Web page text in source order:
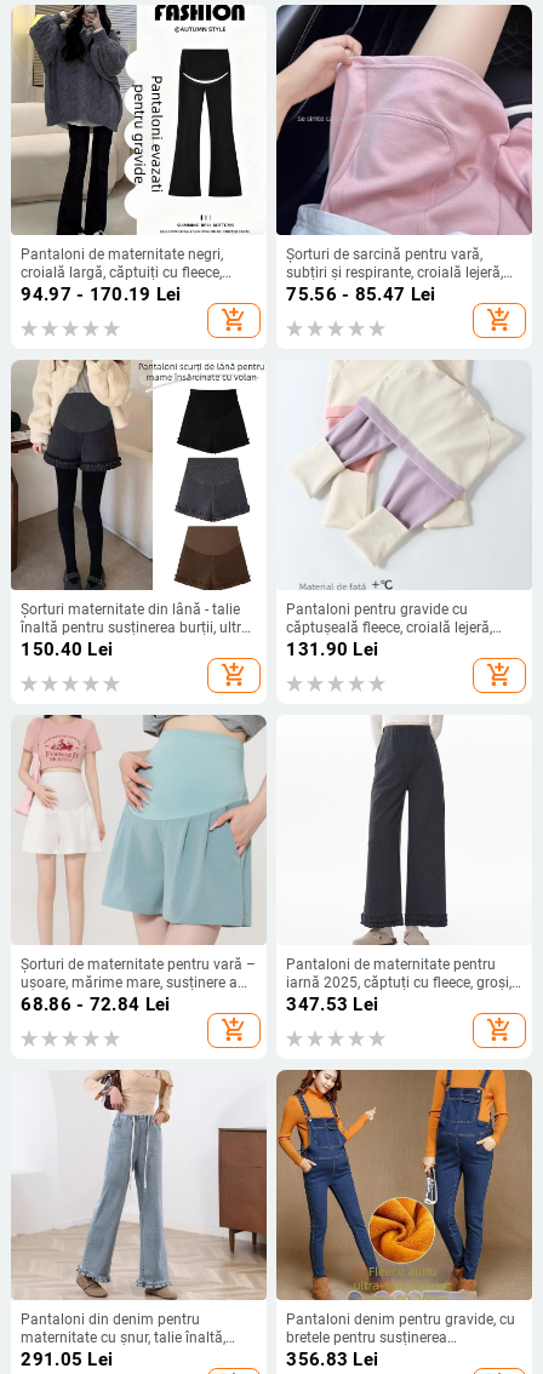
Pantaloni de maternitate negri,
croială largă, căptuiți cu fleece,
pentru primăvară-toamnă, iarnă
94.97 - 170.19 Lei
add_shopping_cart
Șorturi de sarcină pentru vară,
subțiri și respirante, croială lejeră,
lungime 3/4, cu susținere pentru
75.56 - 85.47 Lei
add_shopping_cart
Șorturi maternitate din lână - talie
înaltă pentru susținerea burții, ultra-
subțiri, lungime 3/4
150.40 Lei
add_shopping_cart
Pantaloni pentru gravide cu
căptușeală fleece, croială lejeră,
poliester 80-90%, toamna 2024
131.90 Lei
add_shopping_cart
Șorturi de maternitate pentru vară –
ușoare, mărime mare, susținere a
abdomenului, croială lejeră, capri,
68.86 - 72.84 Lei
add_shopping_cart
Pantaloni de maternitate pentru
iarnă 2025, căptuți cu fleece, groși,
croială largă, lungime 9/10, din
amestec de lână, cașmir sintetic,
toamnă–iarnă
347.53 Lei
add_shopping_cart
Pantaloni din denim pentru
maternitate cu șnur, talie înaltă,
croială Slim, lungime Nine-Point
291.05 Lei
Pantaloni denim pentru gravide, cu
bretele pentru susținerea
abdomenului, căptuți cu fleece,
356.83 Lei